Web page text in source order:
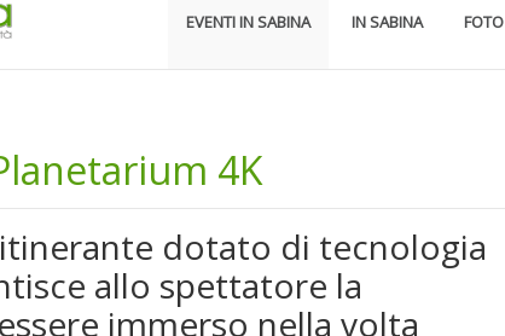
EVENTI IN SABINA IN SABINA FOTO
4K
dotato di tecnologia
allo spettatore la
immerso nella volta